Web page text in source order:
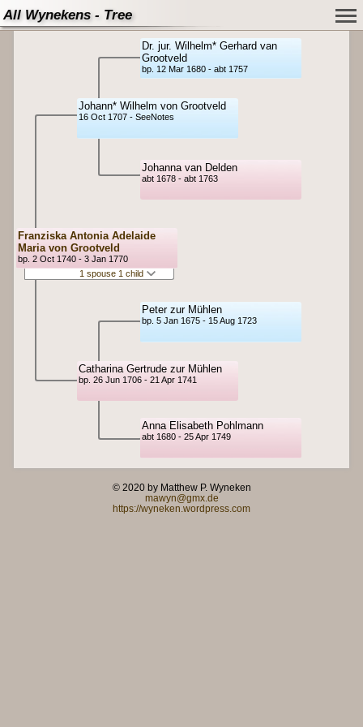
All Wynekens - Tree
Franziska Antonia Adelaide
Maria von Grootveld
bp. 2 Oct 1740 - 3 Jan 1770
1 spouse 1 child
Johann* Wilhelm von Grootveld
16 Oct 1707 - SeeNotes
Catharina Gertrude zur Mühlen
bp. 26 Jun 1706 - 21 Apr 1741
Dr. jur. Wilhelm* Gerhard van
Grootveld
bp. 12 Mar 1680 - abt 1757
Johanna van Delden
abt 1678 - abt 1763
Peter zur Mühlen
bp. 5 Jan 1675 - 15 Aug 1723
Anna Elisabeth Pohlmann
abt 1680 - 25 Apr 1749
© 2020 by Matthew P. Wyneken
mawyn@gmx.de
https://wyneken.wordpress.com